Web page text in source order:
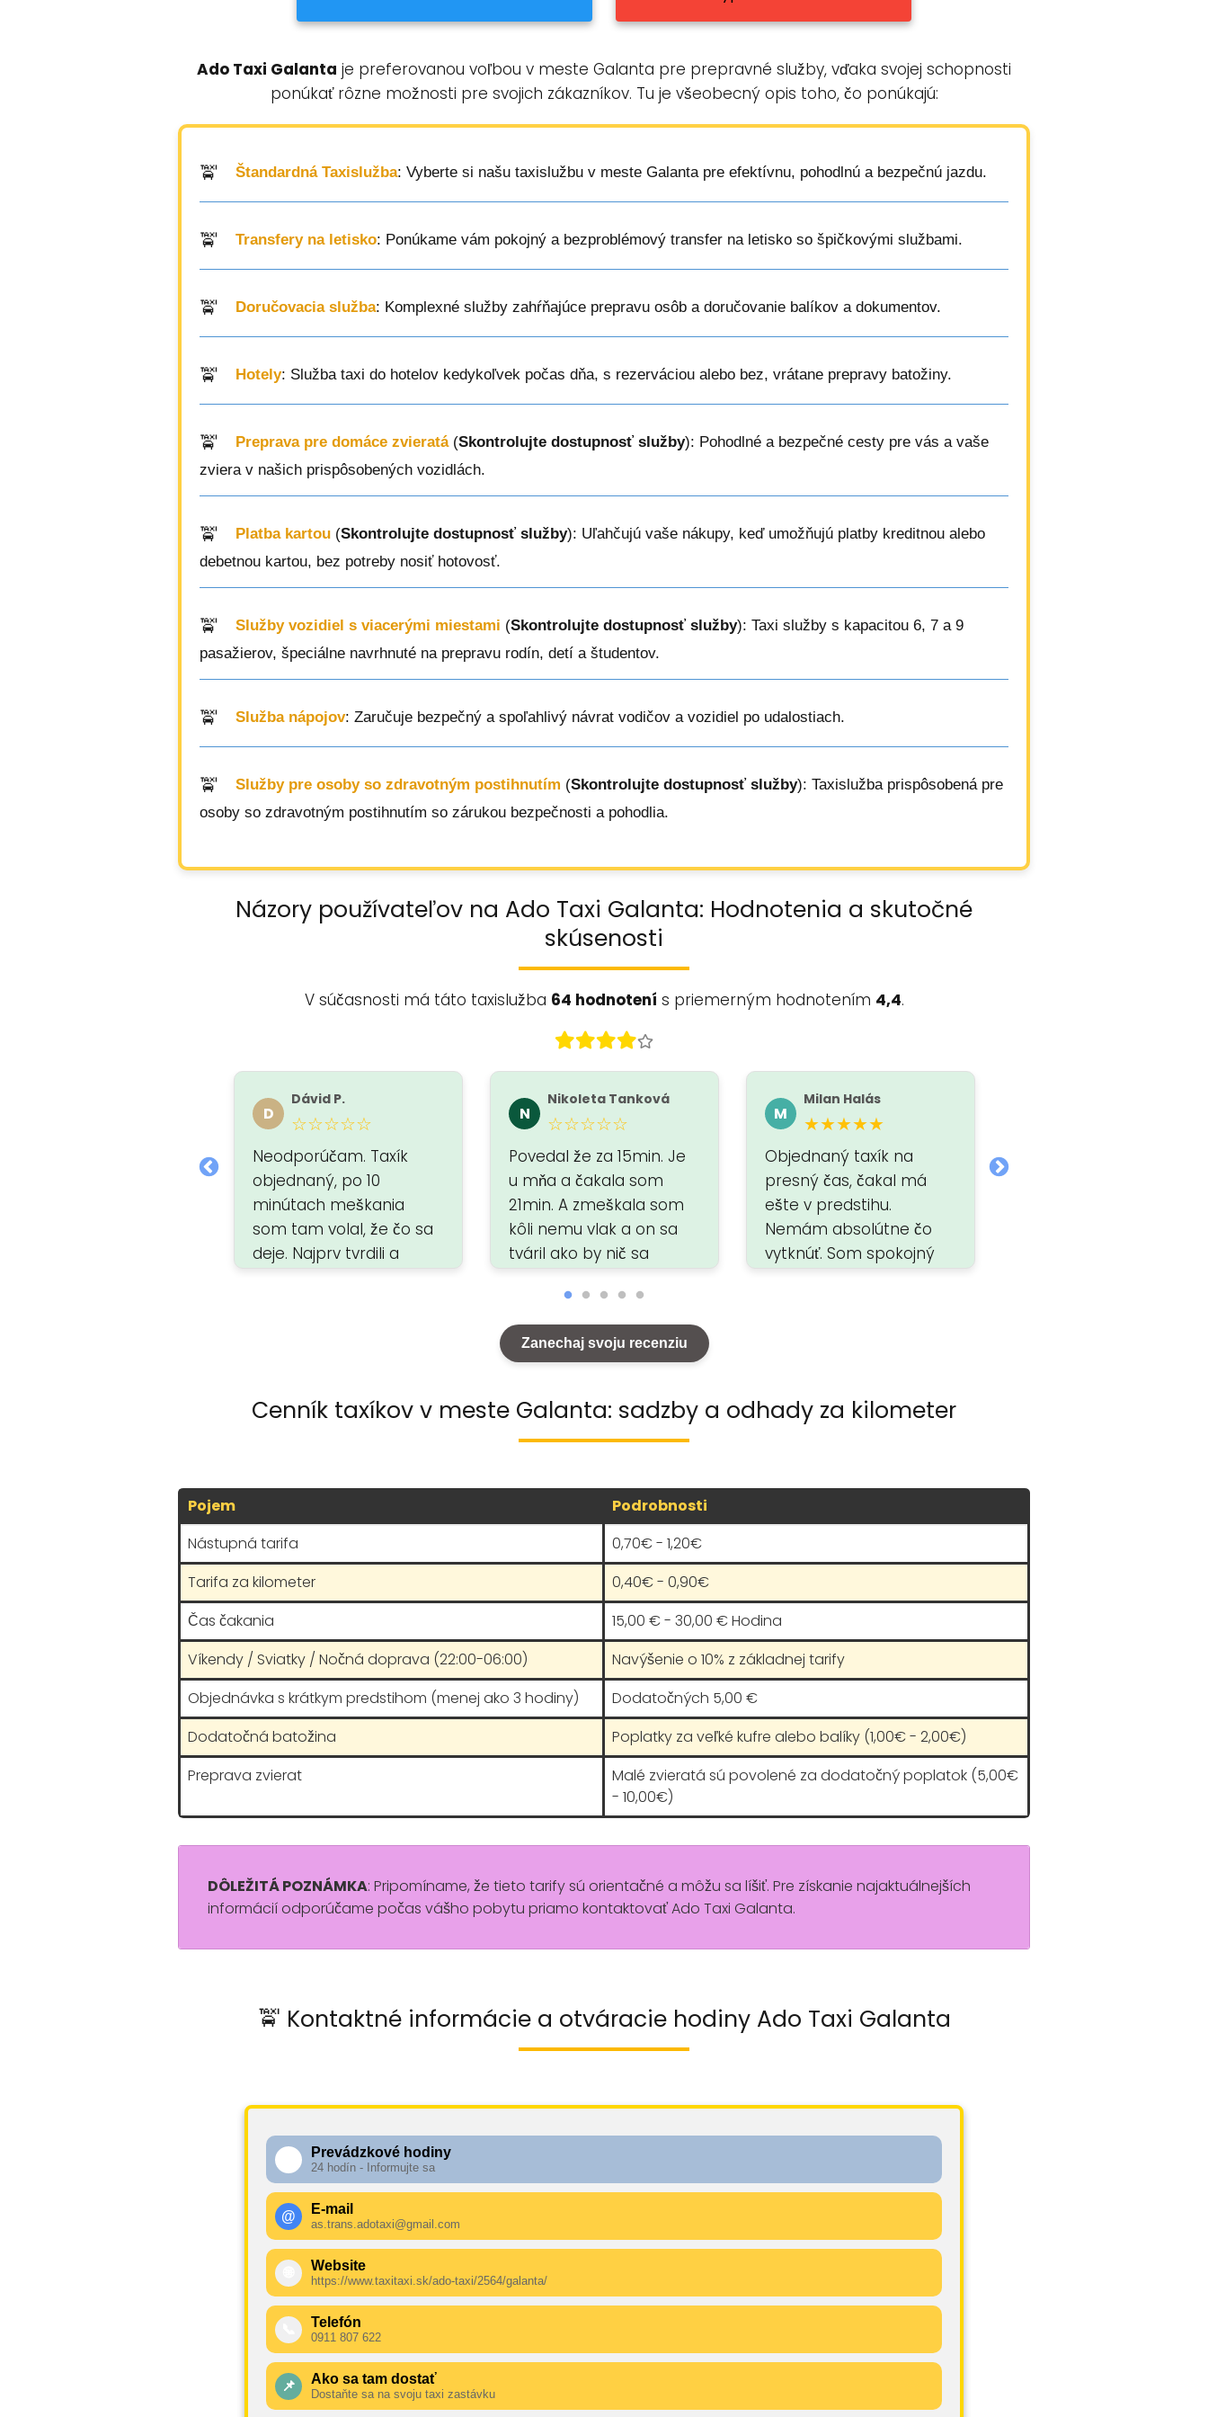
Ado Taxi Galanta je preferovanou voľbou v meste Galanta pre prepravné služby, vďaka svojej schopnosti
ponúkať rôzne možnosti pre svojich zákazníkov. Tu je všeobecný opis toho, čo ponúkajú:
Štandardná Taxislužba: Vyberte si našu taxislužbu v meste Galanta pre efektívnu, pohodlnú a bezpečnú jazdu.
Transfery na letisko: Ponúkame vám pokojný a bezproblémový transfer na letisko so špičkovými službami.
Doručovacia služba: Komplexné služby zahŕňajúce prepravu osôb a doručovanie balíkov a dokumentov.
Hotely: Služba taxi do hotelov kedykoľvek počas dňa, s rezerváciou alebo bez, vrátane prepravy batožiny.
Preprava pre domáce zvieratá(Skontrolujte dostupnosť služby): Pohodlné a bezpečné cesty pre vás a vaše
zviera v našich prispôsobených vozidlách.
Platba kartou (Skontrolujte dostupnosť služby): Uľahčujú vaše nákupy, keď umožňujú platby kreditnou alebo
debetnou kartou, bez potreby nosiť hotovosť.
Služby vozidiel s viacerými miestami (Skontrolujte dostupnosť služby): Taxi služby s kapacitou 6, 7 a 9
pasažierov, špeciálne navrhnuté na prepravu rodín, detí a študentov.
Služba nápojov: Zaručuje bezpečný a spoľahlivý návrat vodičov a vozidiel po udalostiach.
Služby pre osoby so zdravotným postihnutím (Skontrolujte dostupnosť služby): Taxislužba prispôsobená pre
osoby so zdravotným postihnutím so zárukou bezpečnosti a pohodlia.
Názory používateľov na Ado Taxi Galanta: Hodnotenia a skutočné
skúsenosti
V súčasnosti má táto taxislužba 64 hodnotení s priemerným hodnotením 4,4.
D
Dávid P.
☆☆☆☆☆
Neodporúčam. Taxík
objednaný, po 10
minútach meškania
som tam volal, že čo sa
deje. Najprv tvrdili a
N
Nikoleta Tanková
☆☆☆☆☆
Povedal že za 15min. Je
u mňa a čakala som
21min. A zmeškala som
kôli nemu vlak a on sa
tváril ako by nič sa
neprijateľné
M
Milan Halás
★★★★★
Objednaný taxík na
presný čas, čakal má
ešte v predstihu.
Nemám absolútne čo
vytknúť. Som spokojný
Zanechaj svoju recenziu
Cenník taxíkov v meste Galanta: sadzby a odhady za kilometer
Pojem
Podrobnosti
Nástupná tarifa
0,70€ - 1,20€
Tarifa za kilometer
0,40€ - 0,90€
Čas čakania
15,00 € - 30,00 € Hodina
Víkendy / Sviatky / Nočná doprava (22:00-06:00)
Navýšenie o 10% z základnej tarify
Objednávka s krátkym predstihom (menej ako 3 hodiny)
Dodatočných 5,00 €
Dodatočná batožina
Poplatky za veľké kufre alebo balíky (1,00€ - 2,00€)
Preprava zvierat
Malé zvieratá sú povolené za dodatočný poplatok (5,00€
- 10,00€)
DÔLEŽITÁ POZNÁMKA: Pripomíname, že tieto tarify sú orientačné a môžu sa líšiť. Pre získanie najaktuálnejších
informácií odporúčame počas vášho pobytu priamo kontaktovať Ado Taxi Galanta.
🚖 Kontaktné informácie a otváracie hodiny Ado Taxi Galanta
Prevádzkové hodiny
24 hodín - Informujte sa
@ E-mail
as.trans.adotaxi@gmail.com
Website
https://www.taxitaxi.sk/ado-taxi/2564/galanta/
Telefón
0911 807 622
📌 Ako sa tam dostať
Dostaňte sa na svoju taxi zastávku